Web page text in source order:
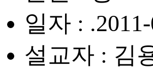
일자 :
설교자 : 김